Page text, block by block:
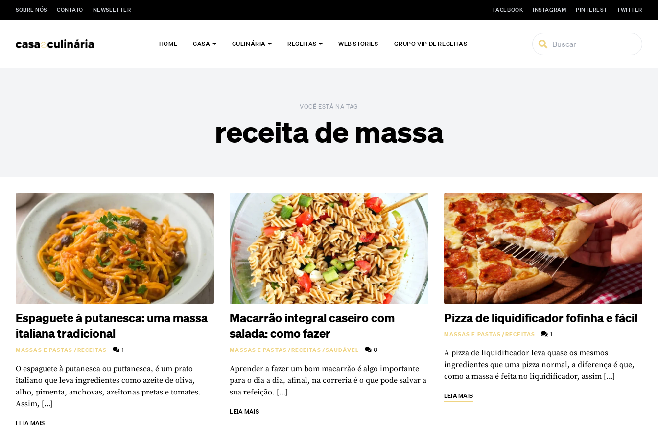
SOBRE NÓS CONTATO NEWSLETTER FACEBOOK INSTAGRAM PINTEREST TWITTER
HOME CASA CULINÁRIA RECEITAS WEB STORIES GRUPO VIP DE RECEITAS
VOCÊ ESTÁ NA TAG
receita de massa
Espaguete à putanesca: uma massa
italiana tradicional
MASSAS E PASTAS /RECEITAS 1
O espaguete à putanesca ou puttanesca, é um prato
italiano que leva ingredientes como azeite de oliva,
alho, pimenta, anchovas, azeitonas pretas e tomates.
Assim, […]
LEIA MAIS
Macarrão integral caseiro com
salada: como fazer
MASSAS E PASTAS/RECEITAS/SAUDÁVEL 0
Aprender a fazer um bom macarrão é algo importante
para o dia a dia, afinal, na correria é o que pode salvar a
sua refeição. […]
LEIA MAIS
Pizza de liquidificador fofinha e fácil
MASSAS E PASTAS/RECEITAS 1
A pizza de liquidificador leva quase os mesmos
ingredientes que uma pizza normal, a diferença é que,
como a massa é feita no liquidificador, assim […]
LEIA MAIS